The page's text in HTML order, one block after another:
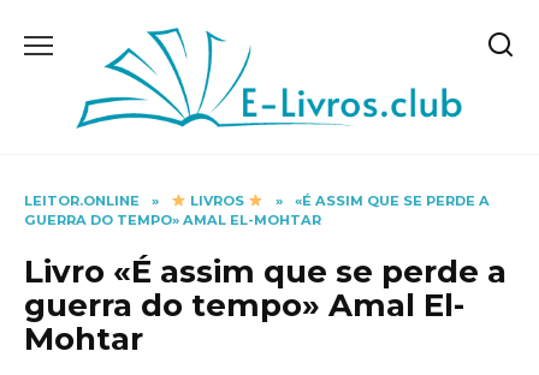
LEITOR.ONLINE » LIVROS »
«É ASSIM QUE SE PERDE A
GUERRA DO TEMPO» AMAL EL-MOHTAR
Livro «É assim que se perde a
guerra do tempo» Amal El-
Mohtar